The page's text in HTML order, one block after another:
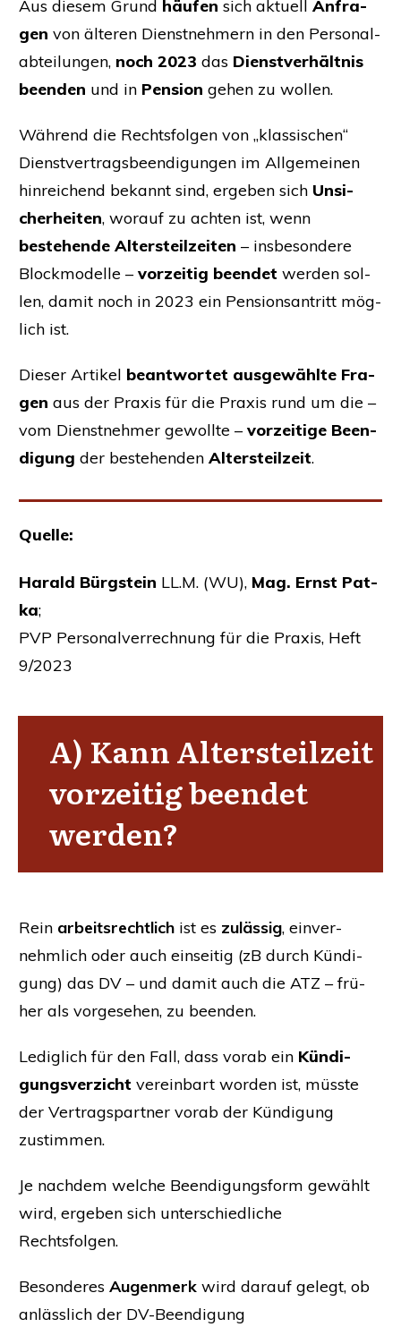
Aus die­sem Grund häu­fen sich aktu­ell Anfra­
gen von älte­ren Dienst­neh­mern in den Per­so­nal­
ab­tei­lun­gen, noch 2023 das Dienst­ver­hält­nis
been­den und in Pen­si­on gehen zu wollen.
Wäh­rend die Rechts­fol­gen von „klas­si­schen“
Dienst­ver­trags­be­en­di­gun­gen im All­ge­mei­nen
hin­rei­chend bekannt sind, erge­ben sich Unsi­
cher­hei­ten, wor­auf zu ach­ten ist, wenn
bestehen­de Alters­teil­zei­ten – ins­be­son­de­re
Block­mo­del­le –vor­zei­tig been­det wer­den sol­
len, damit noch in 2023 ein Pen­si­ons­an­tritt mög­
lich ist.
Die­ser Arti­kel beant­wor­tet aus­ge­wähl­te Fra­
gen aus der Pra­xis für die Pra­xis rund um die –
vom Dienst­neh­mer gewoll­te –vor­zei­ti­ge Been­
di­gung der bestehen­den Alters­teil­zeit.
Quel­le:
Harald Bürg­stein LL.M. (WU), Mag. Ernst Pat­
ka;
PVP Per­so­nal­ver­rech­nung für die Pra­xis, Heft
9/2023
A) Kann Alters­teil­zeit
vor­zei­tig been­det
werden?
Rein arbeits­recht­lich ist es zuläs­sig, ein­ver­
nehm­lich oder auch ein­sei­tig (zB durch Kün­di­
gung) das DV – und damit auch die ATZ – frü­
her als vor­ge­se­hen, zu beenden.
Ledig­lich für den Fall, dass vor­ab ein Kün­di­
gungs­ver­zicht ver­ein­bart wor­den ist, müss­te
der Ver­trags­part­ner vor­ab der Kün­di­gung
zustimmen.
Je nach­dem wel­che Been­di­gungs­form gewählt
wird, erge­ben sich unter­schied­li­che
Rechtsfolgen.
Beson­de­res Augen­merk wird dar­auf gelegt, ob
anläss­lich der DV-Been­di­gung